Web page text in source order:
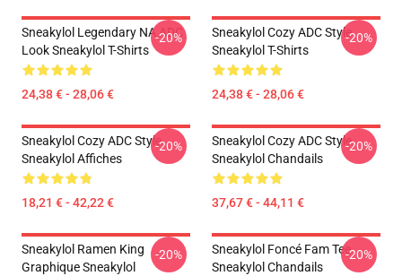
Sneakylol Legendary NA ADC
Look Sneakylol T-Shirts
24,38 € - 28,06 €
-20%
Sneakylol Cozy ADC Style
Sneakylol T-Shirts
24,38 € - 28,06 €
-20%
Sneakylol Cozy ADC Style
Sneakylol Affiches
18,21 € - 42,22 €
-20%
Sneakylol Cozy ADC Style
Sneakylol Chandails
37,67 € - 44,11 €
-20%
Sneakylol Ramen King
Graphique Sneakylol
-20%
Sneakylol Foncé Fam Tee
Sneakylol Chandails
-20%